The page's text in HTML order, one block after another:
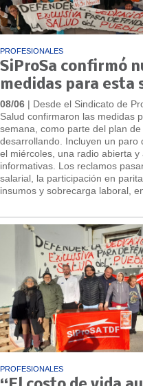
PROFESIONALES
SiProSa confirmó
medidas para esta
08/06 | Desde el Sindicato de
Salud confirmaron las medidas
semana, como parte del plan
desarrollando. Incluyen un paro
el miércoles, una radio abierta y
informativas. Los reclamos
salarial, la participación en
insumos y sobrecarga laboral,
PROFESIONALES